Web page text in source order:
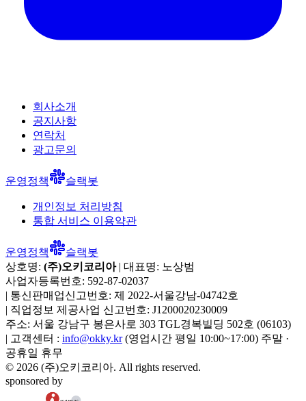
회사소개
공지사항
연락처
광고문의
운영정책 슬랙봇
개인정보 처리방침
통합 서비스 이용약관
운영정책
슬랙봇
상호명: (주)오키코리아| 대표명: 노상범
사업자등록번호: 592-87-02037
| 통신판매업신고번호: 제 2022-서울강남-04742호
| 직업정보 제공사업 신고번호: J1200020230009
주소: 서울 강남구 봉은사로 303 TGL경복빌딩 502호 (06103)
| 고객센터 : info@okky.kr (영업시간 평일 10:00~17:00) 주말 ·
공휴일 휴무
© 2026 (주)오키코리아. All rights reserved.
sponsored by